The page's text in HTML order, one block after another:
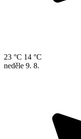
23 °C 14 °C
neděle 9. 8.